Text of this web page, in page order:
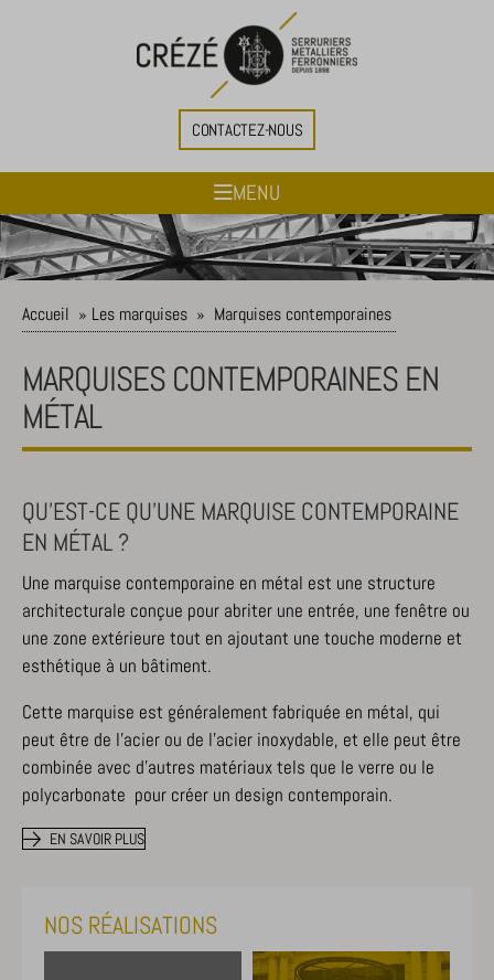
CONTACTEZ-NOUS
MENU
Accueil » Les marquises » Marquises contemporaines
MARQUISES CONTEMPORAINES EN
MÉTAL
QU’EST-CE QU’UNE MARQUISE CONTEMPORAINE
EN MÉTAL ?
Une marquise contemporaine en métal est une structure
architecturale conçue pour abriter une entrée, une fenêtre ou
une zone extérieure tout en ajoutant une touche moderne et
esthétique à un bâtiment.
Cette marquise est généralement fabriquée en métal, qui
peut être de l’acier ou de l’acier inoxydable, et elle peut être
combinée avec d’autres matériaux tels que le verre ou le
polycarbonate pour créer un design contemporain.
EN SAVOIR PLUS
NOS RÉALISATIONS